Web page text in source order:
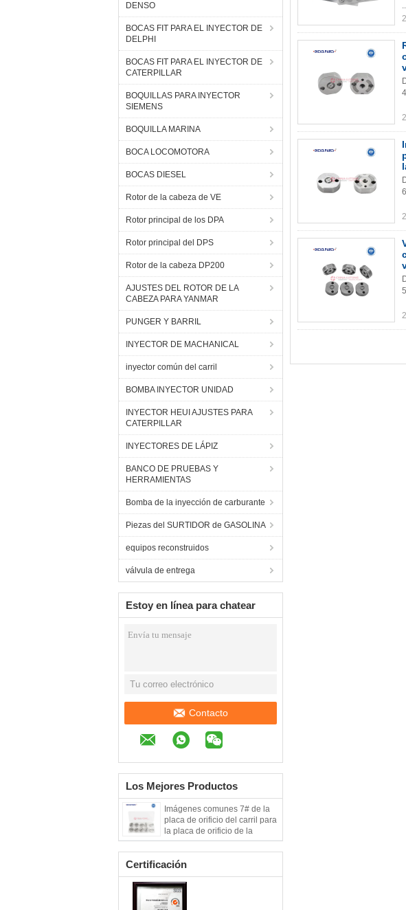
DENSO
BOCAS FIT PARA EL INYECTOR DE
DELPHI
BOCAS FIT PARA EL INYECTOR DE
CATERPILLAR
BOQUILLAS PARA INYECTOR
SIEMENS
BOQUILLA MARINA
BOCA LOCOMOTORA
BOCAS DIESEL
Rotor de la cabeza de VE
Rotor principal de los DPA
Rotor principal del DPS
Rotor de la cabeza DP200
AJUSTES DEL ROTOR DE LA
CABEZA PARA YANMAR
PUNGER Y BARRIL
INYECTOR DE MACHANICAL
inyector común del carril
BOMBA INYECTOR UNIDAD
INYECTOR HEUI AJUSTES PARA
CATERPILLAR
INYECTORES DE LÁPIZ
BANCO DE PRUEBAS Y
HERRAMIENTAS
Bomba de la inyección de carburante
Piezas del SURTIDOR de GASOLINA
equipos reconstruidos
válvula de entrega
Estoy en línea para chatear
ahora
Contacto
Los Mejores Productos
Imágenes comunes 7# de la
placa de orificio del carril para
la placa de orificio de la
VÁLVULA de CONTROL de
DENSO, placa de la válvula
de control de las unidades 4#
del lacre de la placa
Certificación